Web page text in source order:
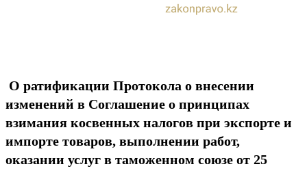
О ратификации Протокола о внесении
изменений в Соглашение о принципах
взимания косвенных налогов при экспорте и
импорте товаров, выполнении работ,
оказании услуг в таможенном союзе от 25